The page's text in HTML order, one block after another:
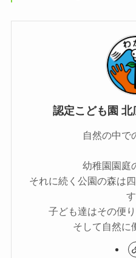
認定こども園 北
自然の中で
幼稚園園庭
それに続く公園の森は
す
子ども達はその便
そして自然に